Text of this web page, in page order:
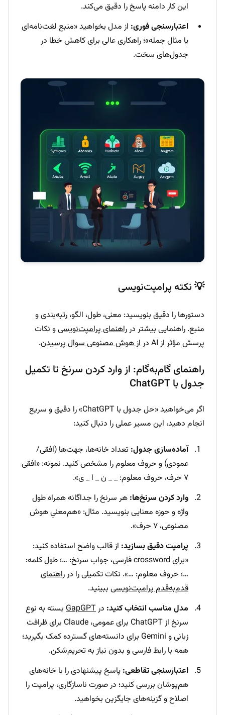
این کار دامنه پاسخ را دقیق می‌کند.
اعتبارسنجی فوری: از مدل بخواهید «منبع لغت‌نامه‌ای
یا مثال جمله»؛ راهکاری عالی برای کاهش خطا در
جدول‌های سخت.
💡 نکته پرامپت‌نویسی
دستورها را دقیق بنویسید: معنی، طول، الگو، رتبه‌بندی و
منبع. راهنمایی بیشتر درراهنمای پرامپت‌نویسیو نکات
پرسش مؤثر از AI در
از هوش مصنوعی سوال پرسیدن.
راهنمای گام‌به‌گام: از وارد کردن سرنخ تا تکمیل
جدول با ChatGPT
اگر می‌خواهید «حل جدول با ChatGPT» را دقیق و سریع
انجام دهید، این مسیر عملی را دنبال کنید:
آماده‌سازی جدول: تعداد خانه‌ها، جهت‌ها (افقی/
عمودی) و حروف معلوم را مشخص کنید. نمونه: «افقی
۷ حرف، حروف معلوم: _ _ ن _ ا _ ی».
وارد کردن سرنخ‌ها: هر سرنخ را جداگانه همراه طول
واژه و حوزه معنایی بنویسید. مثال: «هم‌معنیِ هوش
مصنوعی، ۷ حرف».
پرامپت دقیق بسازید: از قالب واضح استفاده کنید:
«برای crossword فارسی، جواب سرنخ: …؛ طول کلمه:
…؛ حروف معلوم: …». نکات تکمیلی را درراهنمای
قدم‌به‌قدم پرامپت‌نویسی ببینید.
مدل مناسب انتخاب کنید: درGapGPT بسته به نوع
سرنخ از ChatGPT برای عمومی، Claude برای ظرافت
زبانی و Gemini برای دانسته‌های گسترده کمک بگیرید؛
همه با رابط فارسی و بدون نیاز به تحریم‌شکن.
اعتبارسنجی تقاطعی: پاسخ پیشنهادی را با خانه‌های
هم‌پوشان بررسی کنید؛ در صورت ناسازگاری، پرامپت را
اصلاح و گزینه‌های جایگزین بخواهید.